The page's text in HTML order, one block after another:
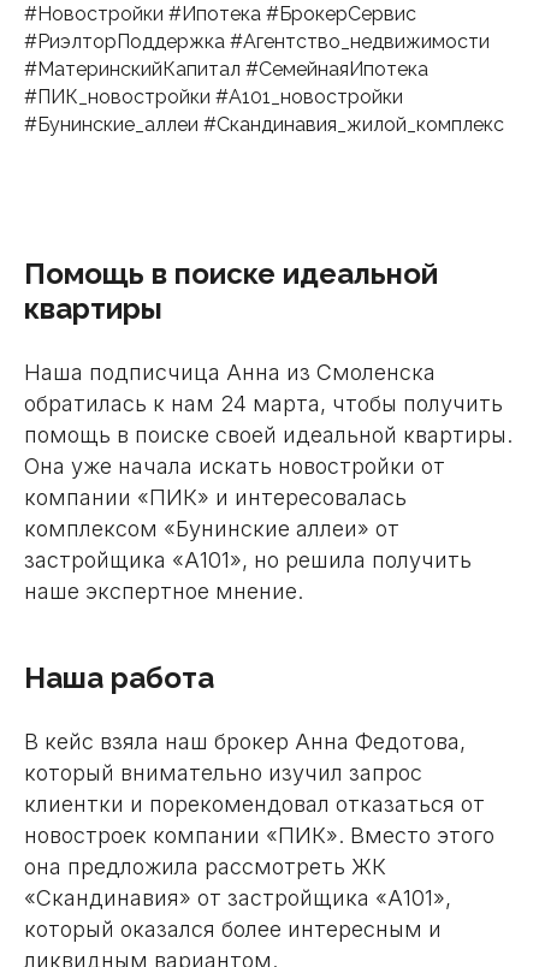
#Новостройки #Ипотека #БрокерСервис
#РиэлторПоддержка #Агентство_недвижимости
#МатеринскийКапитал #СемейнаяИпотека
#ПИК_новостройки #А101_новостройки
#Бунинские_аллеи #Скандинавия_жилой_комплекс
Помощь в поиске идеальной
квартиры
Наша подписчица Анна из Смоленска
обратилась к нам 24 марта, чтобы получить
помощь в поиске своей идеальной квартиры.
Она уже начала искать новостройки от
компании «ПИК» и интересовалась
комплексом «Бунинские аллеи» от
застройщика «А101», но решила получить
наше экспертное мнение.
Наша работа
В кейс взяла наш брокер Анна Федотова,
который внимательно изучил запрос
клиентки и порекомендовал отказаться от
новостроек компании «ПИК». Вместо этого
она предложила рассмотреть ЖК
«Скандинавия» от застройщика «А101»,
который оказался более интересным и
ликвидным вариантом.